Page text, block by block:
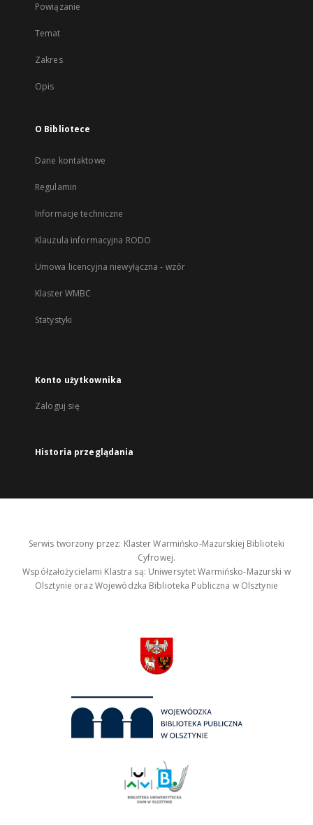
Powiązanie
Temat
Zakres
Opis
O Bibliotece
Dane kontaktowe
Regulamin
Informacje techniczne
Klauzula informacyjna RODO
Umowa licencyjna niewyłączna - wzór
Klaster WMBC
Statystyki
Konto użytkownika
Zaloguj się
Historia przeglądania
Serwis tworzony przez: Klaster Warmińsko-Mazurskiej Biblioteki
Cyfrowej.
Współzałożycielami Klastra są: Uniwersytet Warmińsko-Mazurski w
Olsztynie oraz Wojewódzka Biblioteka Publiczna w Olsztynie